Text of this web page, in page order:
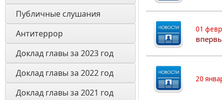
Публичные слушания
Антитеррор
Доклад главы за 2023 год
Доклад главы за 2022 год
Доклад главы за 2021 год
01
20